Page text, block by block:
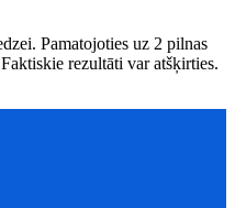
Pamatojoties uz 2 pilnas
rezultāti var atšķirties.